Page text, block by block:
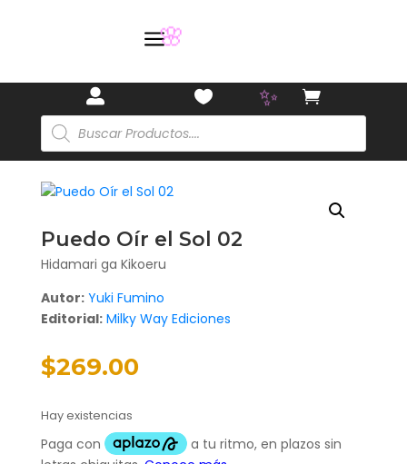
a
 

Búsqueda
de
productos
Puedo Oír el Sol 02
Hidamari ga Kikoeru
Autor: Yuki Fumino
Editorial: Milky Way Ediciones
$269.00
Hay existencias
🌸